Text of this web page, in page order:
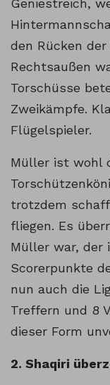
Geniestreich,
den Rücken
Rechtsaußen
Torschüsse
Zweikämpfe.
Flügelspieler.
Müller ist wohl
trotzdem
fliegen. Es
Müller war, der
Scorerpunkte
nun auch die
Treffern und 8
dieser Form
2. Shaqiri